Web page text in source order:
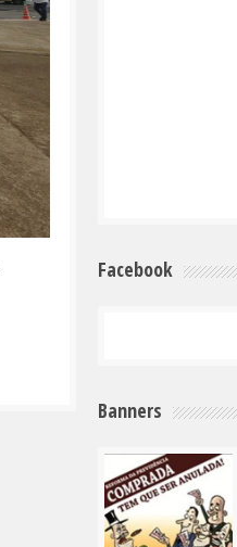
Facebook
Banners